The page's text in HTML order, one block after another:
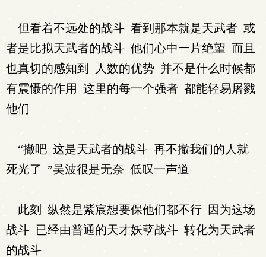
但看着不远处的战斗 看到那本就是天武者 或
者是比拟天武者的战斗 他们心中一片绝望 而且
也真切的感知到 人数的优势 并不是什么时候都
有震慑的作用 这里的每一个强者 都能轻易屠戮
他们
“撤吧 这是天武者的战斗 再不撤我们的人就
死光了 ”吴波很是无奈 低叹一声道
此刻 纵然是紫宸想要保他们都不行 因为这场
战斗 已经由普通的天才妖孽战斗 转化为天武者
的战斗